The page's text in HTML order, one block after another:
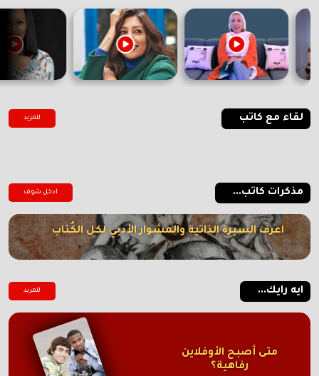
لقاء مع كاتب للمزيد
مذكرات كاتب... ادخل شوف
اعرف السيرة الذاتية والمشوار الأدبي لكل الكُتاب
ايه رايك... للمزيد
متى أصبح الأوفلاين
رفاهية؟